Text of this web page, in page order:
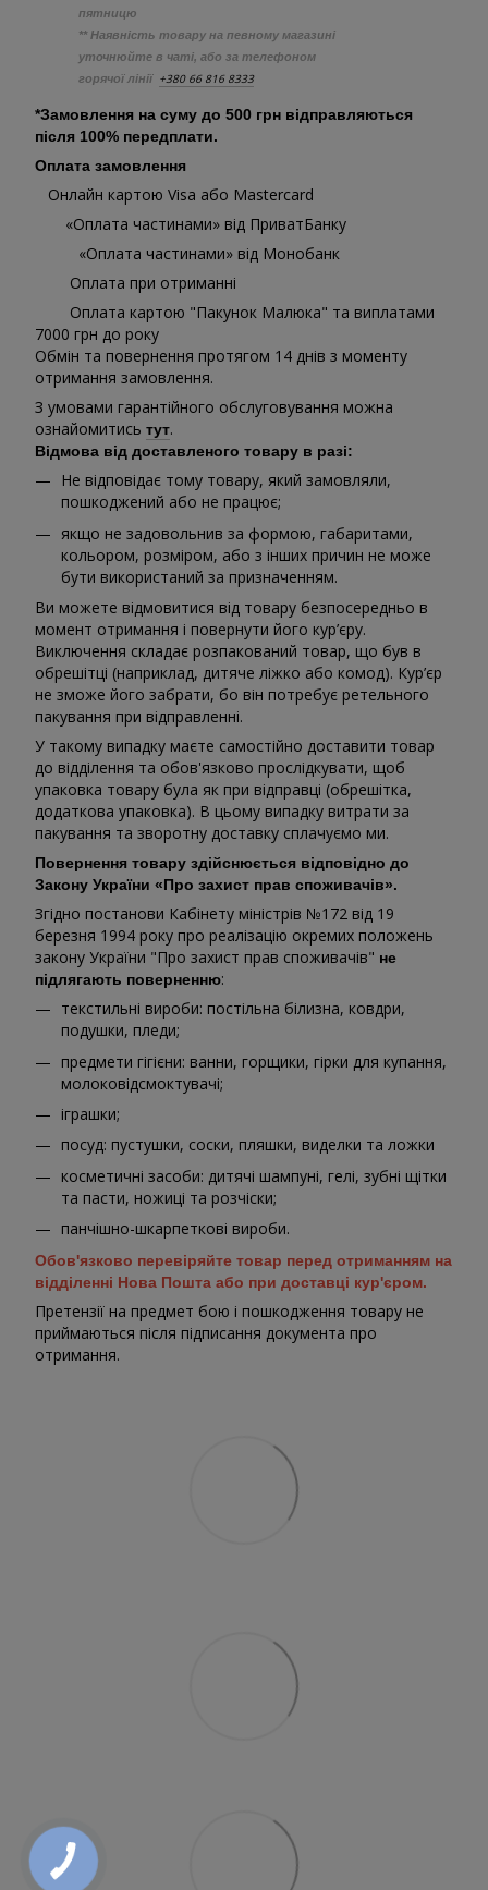
пятницю
** Наявність товару на певному магазині
уточнюйте в чаті, або за телефоном
горячої лінії +380 66 816 8333
*Замовлення на суму до 500 грн відправляються
після 100% передплати.
Оплата замовлення
Онлайн картою Visa або Mastercard
«Оплата частинами» від ПриватБанку
«Оплата частинами» від Монобанк
Оплата при отриманні
Оплата картою "Пакунок Малюка" та виплатами
7000 грн до року
Обмін та повернення протягом 14 днів з моменту
отримання замовлення.
З умовами гарантійного обслуговування можна
ознайомитись тут.
Відмова від доставленого товару в разі:
Не відповідає тому товару, який замовляли,
пошкоджений або не працює;
якщо не задовольнив за формою, габаритами,
кольором, розміром, або з інших причин не може
бути використаний за призначенням.
Ви можете відмовитися від товару безпосередньо в
момент отримання і повернути його кур’єру.
Виключення складає розпакований товар, що був в
обрешітці (наприклад, дитяче ліжко або комод). Кур’єр
не зможе його забрати, бо він потребує ретельного
пакування при відправленні.
У такому випадку маєте самостійно доставити товар
до відділення та обов'язково прослідкувати, щоб
упаковка товару була як при відправці (обрешітка,
додаткова упаковка). В цьому випадку витрати за
пакування та зворотну доставку сплачуємо ми.
Повернення товару здійснюється відповідно до
Закону України «Про захист прав споживачів».
Згідно постанови Кабінету міністрів №172 від 19
березня 1994 року про реалізацію окремих положень
закону України "Про захист прав споживачів" не
підлягають поверненню:
текстильні вироби: постільна білизна, ковдри,
подушки, пледи;
предмети гігієни: ванни, горщики, гірки для купання,
молоковідсмоктувачі;
іграшки;
посуд: пустушки, соски, пляшки, виделки та ложки
косметичні засоби: дитячі шампуні, гелі, зубні щітки
та пасти, ножиці та розчіски;
панчішно-шкарпеткові вироби.
Обов'язково перевіряйте товар перед отриманням на
відділенні Нова Пошта або при доставці кур'єром.
Претензії на предмет бою і пошкодження товару не
приймаються після підписання документа про
отримання.